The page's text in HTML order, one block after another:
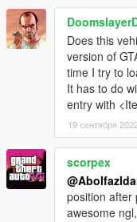
Does this
version of
time I try to
It has to do
entry with
19 сентября
scorpex
position after
awesome